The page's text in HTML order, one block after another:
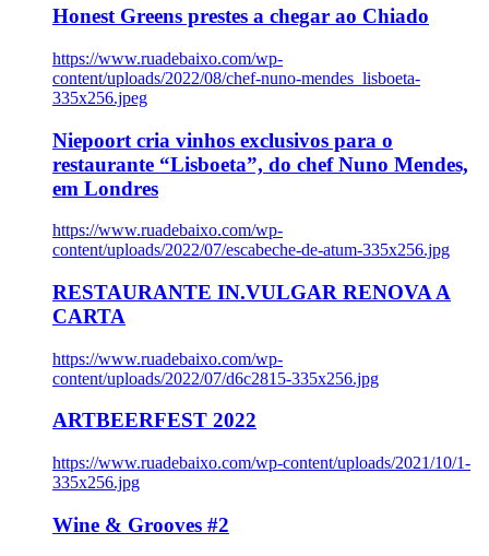
Honest Greens prestes a chegar ao Chiado
https://www.ruadebaixo.com/wp-
content/uploads/2022/08/chef-nuno-mendes_lisboeta-
335x256.jpeg
Niepoort cria vinhos exclusivos para o
restaurante “Lisboeta”, do chef Nuno Mendes,
em Londres
https://www.ruadebaixo.com/wp-
content/uploads/2022/07/escabeche-de-atum-335x256.jpg
RESTAURANTE IN.VULGAR RENOVA A
CARTA
https://www.ruadebaixo.com/wp-
content/uploads/2022/07/d6c2815-335x256.jpg
ARTBEERFEST 2022
https://www.ruadebaixo.com/wp-content/uploads/2021/10/1-
335x256.jpg
Wine & Grooves #2